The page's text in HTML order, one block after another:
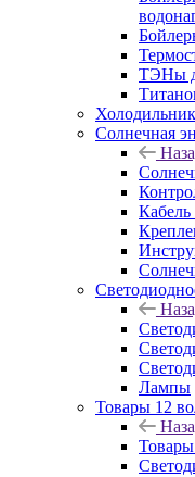
ТЭНы
Солнечная
Кабель
Лампы
Товары 12
Товары